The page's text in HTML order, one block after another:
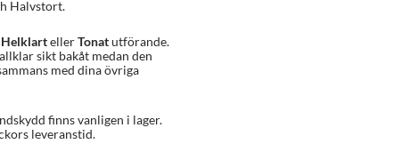
Halvstort.
HelklartellerTonatutförande.
sikt bakåt medan den
med dina övriga
finns vanligen i lager.
leveranstid.